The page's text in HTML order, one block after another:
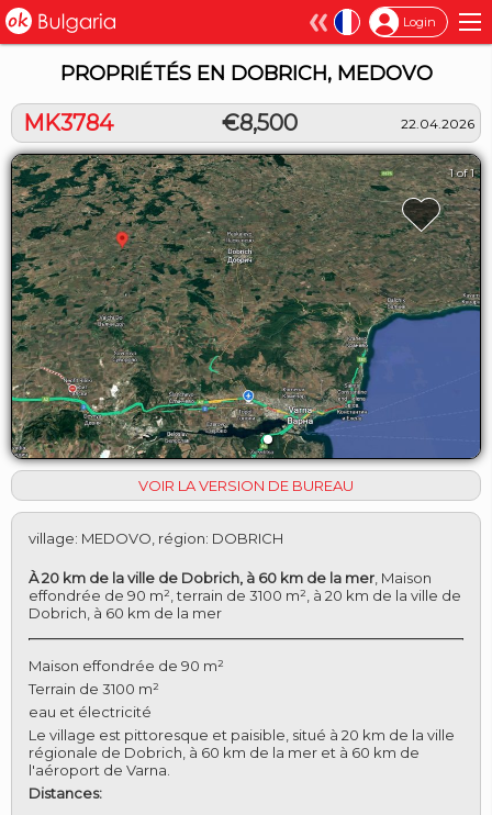
Login ×
PROPRIÉTÉS EN DOBRICH, MEDOVO
MK3784 €8,500 22.04.2026
1 of 1
VOIR LA VERSION DE BUREAU
village: MEDOVO région: DOBRICH
À 20 km de la ville de Dobrich, à 60 km de la mer Maison
effondrée de 90 m², terrain de 3100 m², à 20 km de la ville de
Dobrich, à 60 km de la mer
Maison effondrée de 90 m²
Terrain de 3100 m²
eau et électricité
Le village est pittoresque et paisible, situé à 20 km de la ville
régionale de Dobrich, à 60 km de la mer et à 60 km de
l'aéroport de Varna.
Distances: